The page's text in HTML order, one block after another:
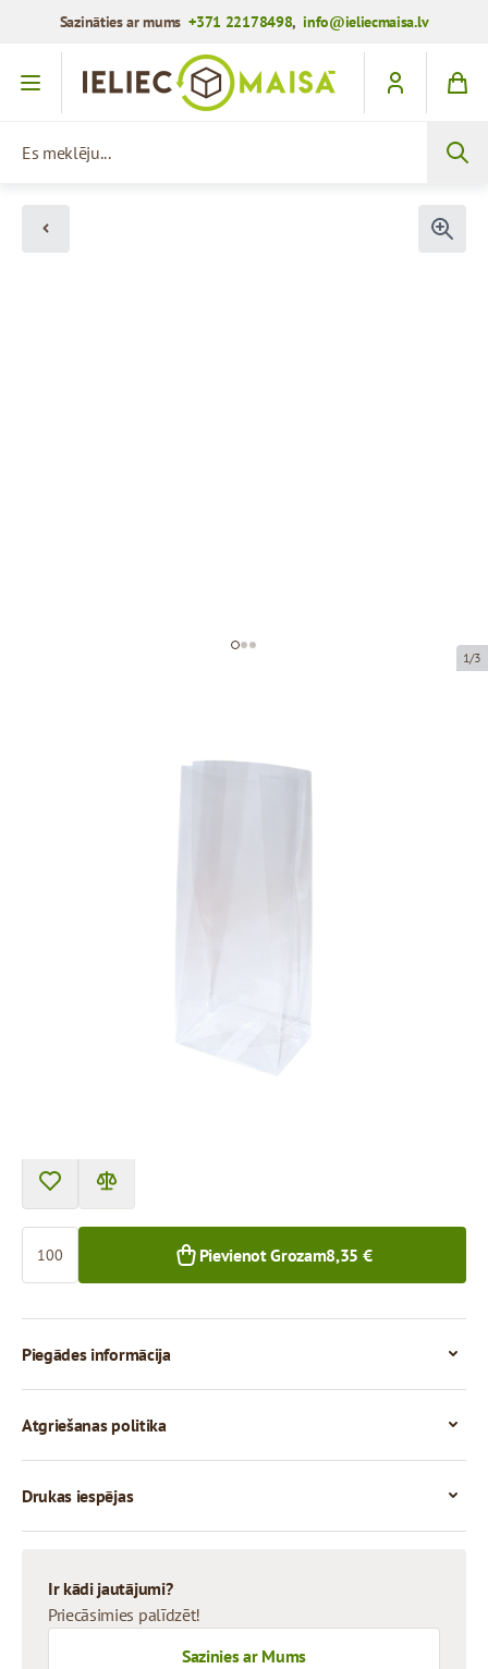
Sazināties ar mums+371 22178498,info@ieliecmaisa.lv
Iet uz saturu
1/3
Pievienot Grozam8,35 €
Piegādes informācija
Atgriešanas politika
Drukas iespējas
Ir kādi jautājumi?
Priecāsimies palīdzēt!
Sazinies ar Mums